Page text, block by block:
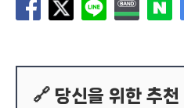
🔗 당신을 위한 추천